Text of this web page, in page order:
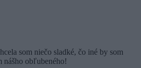
som niečo sladké, čo iné by som
nášho obľubeného!